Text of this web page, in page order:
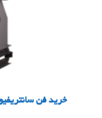
خرید فن